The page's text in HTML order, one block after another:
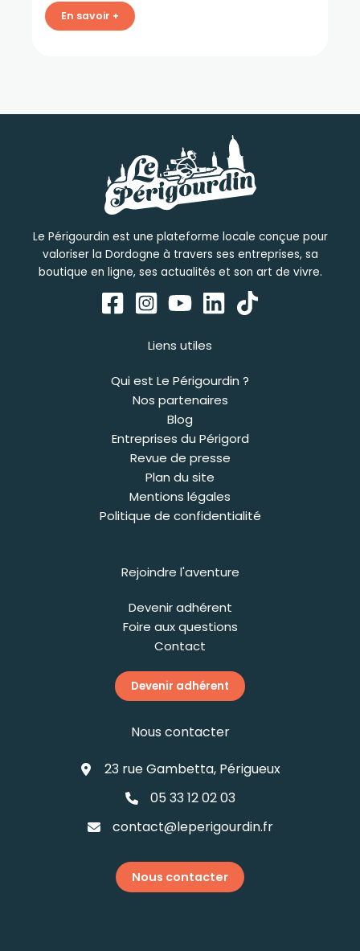
En savoir +
Le Périgourdin est une plateforme locale conçue pour
valoriser la Dordogne à travers ses entreprises, sa
boutique en ligne, ses actualités et son art de vivre.
Liens utiles
Qui est Le Périgourdin ?
Nos partenaires
Blog
Entreprises du Périgord
Revue de presse
Plan du site
Mentions légales
Politique de confidentialité
Rejoindre l'aventure
Devenir adhérent
Foire aux questions
Contact
Devenir adhérent
Nous contacter
23 rue Gambetta, Périgueux
05 33 12 02 03
contact@leperigourdin.fr
Nous contacter